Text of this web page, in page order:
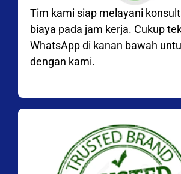
Tim kami siap melayani
biaya pada jam kerja. Cukup
WhatsApp di kanan bawah
dengan kami.